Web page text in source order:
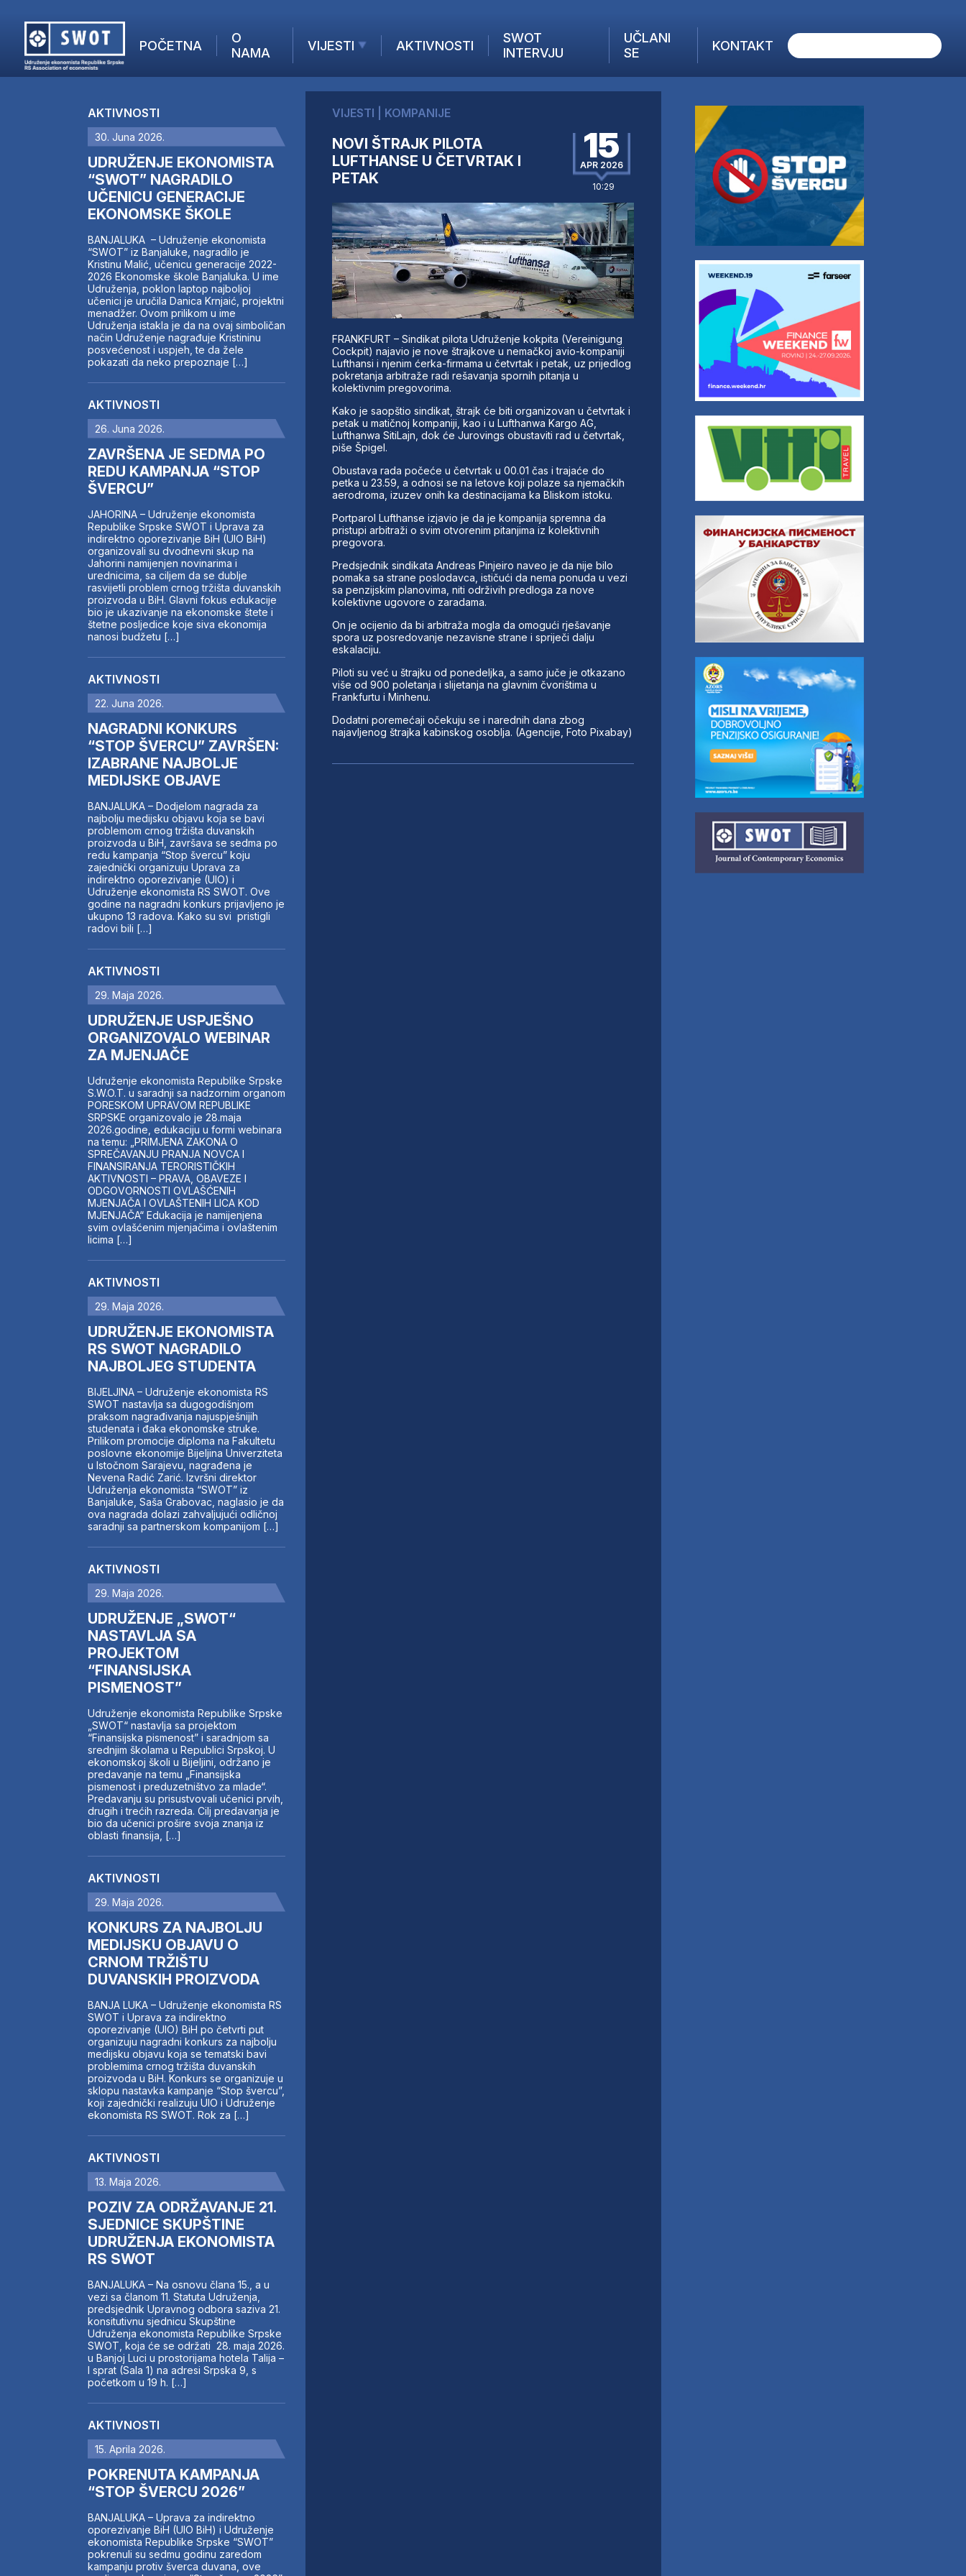
POČETNA
O
NAMA
VIJESTI
AKTUELNO
KOMPANIJE
FINANSIJE
IZ STRANIH MEDIJA
AKTIVNOSTI
SWOT
INTERVJU
UČLANI
SE
KONTAKT
AKTUELNO
ANALIZE
KOMPANIJE
FINANSIJE
IZ STRANIH MEDIJA
AKTIVNOSTI
SWOT INTERVJU
UČLANI SE
KONTAKT
AKTIVNOSTI
30. Juna 2026.
UDRUŽENJE EKONOMISTA
“SWOT” NAGRADILO
UČENICU GENERACIJE
EKONOMSKE ŠKOLE
BANJALUKA – Udruženje ekonomista
“SWOT” iz Banjaluke, nagradilo je
Kristinu Malić, učenicu generacije 2022-
2026 Ekonomske škole Banjaluka. U ime
Udruženja, poklon laptop najboljoj
učenici je uručila Danica Krnjaić, projektni
menadžer. Ovom prilikom u ime
Udruženja istakla je da na ovaj simboličan
način Udruženje nagrađuje Kristininu
posvećenost i uspjeh, te da žele
pokazati da neko prepoznaje […]
AKTIVNOSTI
26. Juna 2026.
ZAVRŠENA JE SEDMA PO
REDU KAMPANJA “STOP
ŠVERCU”
JAHORINA – Udruženje ekonomista
Republike Srpske SWOT i Uprava za
indirektno oporezivanje BiH (UIO BiH)
organizovali su dvodnevni skup na
Jahorini namijenjen novinarima i
urednicima, sa ciljem da se dublje
rasvijetli problem crnog tržišta duvanskih
proizvoda u BiH. Glavni fokus edukacije
bio je ukazivanje na ekonomske štete i
štetne posljedice koje siva ekonomija
nanosi budžetu […]
AKTIVNOSTI
22. Juna 2026.
NAGRADNI KONKURS
“STOP ŠVERCU” ZAVRŠEN:
IZABRANE NAJBOLJE
MEDIJSKE OBJAVE
BANJALUKA – Dodjelom nagrada za
najbolju medijsku objavu koja se bavi
problemom crnog tržišta duvanskih
proizvoda u BiH, završava se sedma po
redu kampanja “Stop švercu” koju
zajednički organizuju Uprava za
indirektno oporezivanje (UIO) i
Udruženje ekonomista RS SWOT. Ove
godine na nagradni konkurs prijavljeno je
ukupno 13 radova. Kako su svi pristigli
radovi bili […]
AKTIVNOSTI
29. Maja 2026.
UDRUŽENJE USPJEŠNO
ORGANIZOVALO WEBINAR
ZA MJENJAČE
Udruženje ekonomista Republike Srpske
S.W.O.T. u saradnji sa nadzornim organom
PORESKOM UPRAVOM REPUBLIKE
SRPSKE organizovalo je 28.maja
2026.godine, edukaciju u formi webinara
na temu: „PRIMJENA ZAKONA O
SPREČAVANJU PRANJA NOVCA I
FINANSIRANJA TERORISTIČKIH
AKTIVNOSTI – PRAVA, OBAVEZE I
ODGOVORNOSTI OVLAŠĆENIH
MJENJAČA I OVLAŠTENIH LICA KOD
MJENJAČA“ Edukacija je namijenjena
svim ovlašćenim mjenjačima i ovlaštenim
licima […]
AKTIVNOSTI
29. Maja 2026.
UDRUŽENJE EKONOMISTA
RS SWOT NAGRADILO
NAJBOLJEG STUDENTA
BIJELJINA – Udruženje ekonomista RS
SWOT nastavlja sa dugogodišnjom
praksom nagrađivanja najuspješnijih
studenata i đaka ekonomske struke.
Prilikom promocije diploma na Fakultetu
poslovne ekonomije Bijeljina Univerziteta
u Istočnom Sarajevu, nagrađena je
Nevena Radić Zarić. Izvršni direktor
Udruženja ekonomista “SWOT” iz
Banjaluke, Saša Grabovac, naglasio je da
ova nagrada dolazi zahvaljujući odličnoj
saradnji sa partnerskom kompanijom […]
AKTIVNOSTI
29. Maja 2026.
UDRUŽENJE „SWOT“
NASTAVLJA SA
PROJEKTOM
“FINANSIJSKA
PISMENOST”
Udruženje ekonomista Republike Srpske
„SWOT“ nastavlja sa projektom
“Finansijska pismenost” i saradnjom sa
srednjim školama u Republici Srpskoj. U
ekonomskoj školi u Bijeljini, održano je
predavanje na temu „Finansijska
pismenost i preduzetništvo za mlade“.
Predavanju su prisustvovali učenici prvih,
drugih i trećih razreda. Cilj predavanja je
bio da učenici prošire svoja znanja iz
oblasti finansija, […]
AKTIVNOSTI
29. Maja 2026.
KONKURS ZA NAJBOLJU
MEDIJSKU OBJAVU O
CRNOM TRŽIŠTU
DUVANSKIH PROIZVODA
BANJA LUKA – Udruženje ekonomista RS
SWOT i Uprava za indirektno
oporezivanje (UIO) BiH po četvrti put
organizuju nagradni konkurs za najbolju
medijsku objavu koja se tematski bavi
problemima crnog tržišta duvanskih
proizvoda u BiH. Konkurs se organizuje u
sklopu nastavka kampanje “Stop švercu”,
koji zajednički realizuju UIO i Udruženje
ekonomista RS SWOT. Rok za […]
AKTIVNOSTI
13. Maja 2026.
POZIV ZA ODRŽAVANJE 21.
SJEDNICE SKUPŠTINE
UDRUŽENJA EKONOMISTA
RS SWOT
BANJALUKA – Na osnovu člana 15., a u
vezi sa članom 11. Statuta Udruženja,
predsjednik Upravnog odbora saziva 21.
konsitutivnu sjednicu Skupštine
Udruženja ekonomista Republike Srpske
SWOT, koja će se održati 28. maja 2026.
u Banjoj Luci u prostorijama hotela Talija –
I sprat (Sala 1) na adresi Srpska 9, s
početkom u 19 h. […]
AKTIVNOSTI
15. Aprila 2026.
POKRENUTA KAMPANJA
“STOP ŠVERCU 2026”
BANJALUKA – Uprava za indirektno
oporezivanje BiH (UIO BiH) i Udruženje
ekonomista Republike Srpske “SWOT”
pokrenuli su sedmu godinu zaredom
kampanju protiv šverca duvana, ove
VIJESTI KOMPANIJE
NOVI ŠTRAJK PILOTA
LUFTHANSE U ČETVRTAK I
PETAK
15
APR 2026
10:29
FRANKFURT – Sindikat pilota Udruženje kokpita (Vereinigung
Cockpit) najavio je nove štrajkove u nemačkoj avio-kompaniji
Lufthansi i njenim ćerka-firmama u četvrtak i petak, uz prijedlog
pokretanja arbitraže radi rešavanja spornih pitanja u
kolektivnim pregovorima.
Kako je saopštio sindikat, štrajk će biti organizovan u četvrtak i
petak u matičnoj kompaniji, kao i u Lufthanwa Kargo AG,
Lufthanwa SitiLajn, dok će Jurovings obustaviti rad u četvrtak,
piše Špigel.
Obustava rada počeće u četvrtak u 00.01 čas i trajaće do
petka u 23.59, a odnosi se na letove koji polaze sa njemačkih
aerodroma, izuzev onih ka destinacijama ka Bliskom istoku.
Portparol Lufthanse izjavio je da je kompanija spremna da
pristupi arbitraži o svim otvorenim pitanjima iz kolektivnih
pregovora.
Predsjednik sindikata Andreas Pinjeiro naveo je da nije bilo
pomaka sa strane poslodavca, ističući da nema ponuda u vezi
sa penzijskim planovima, niti održivih predloga za nove
kolektivne ugovore o zaradama.
On je ocijenio da bi arbitraža mogla da omogući rješavanje
spora uz posredovanje nezavisne strane i spriječi dalju
eskalaciju.
Piloti su već u štrajku od ponedeljka, a samo juče je otkazano
više od 900 poletanja i slijetanja na glavnim čvorištima u
Frankfurtu i Minhenu.
Dodatni poremećaji očekuju se i narednih dana zbog
najavljenog štrajka kabinskog osoblja. (Agencije, Foto Pixabay)